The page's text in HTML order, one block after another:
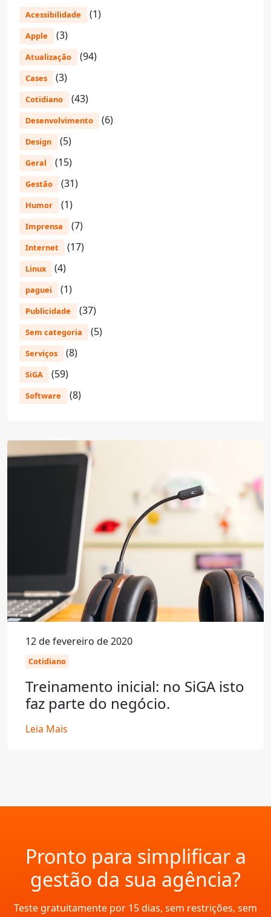
Acessibilidade (1)
Apple (3)
Atualização (94)
Cases (3)
Cotidiano (43)
Desenvolvimento (6)
Design (5)
Geral (15)
Gestão (31)
Humor (1)
Imprensa (7)
Internet (17)
Linux (4)
paguei (1)
Publicidade (37)
Sem categoria (5)
Serviços (8)
SiGA (59)
Software (8)
12 de fevereiro de 2020
Cotidiano
Treinamento inicial: no SiGA isto
faz parte do negócio.
Leia Mais
Pronto para simplificar a
gestão da sua agência?
Teste gratuitamente por 15 dias, sem restrições, sem